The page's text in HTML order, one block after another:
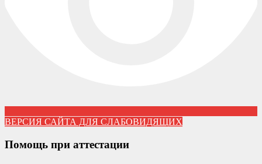
ВЕРСИЯ САЙТА ДЛЯ СЛАБОВИДЯЩИХ
Помощь при аттестации